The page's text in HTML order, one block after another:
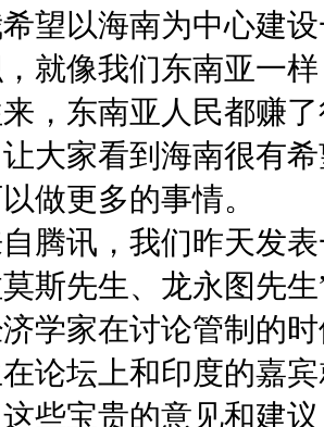
望以海南为中心建
就像我们东南亚一
，东南亚人民都赚
大家看到海南很有
做更多的事情。
腾讯，我们昨天发
斯先生、龙永图先
学家在讨论管制的
论坛上和印度的嘉
些宝贵的意见和建